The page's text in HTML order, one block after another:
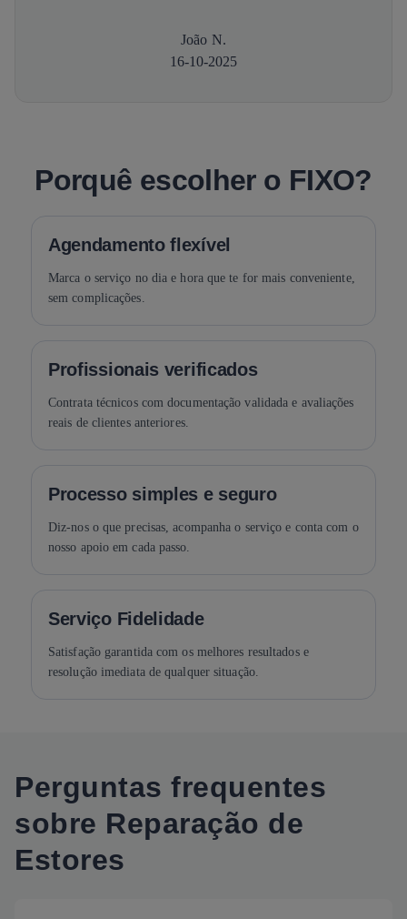
João N.
16-10-2025
Porquê escolher o FIXO?
Agendamento flexível
Marca o serviço no dia e hora que te for mais conveniente,
sem complicações.
Profissionais verificados
Contrata técnicos com documentação validada e avaliações
reais de clientes anteriores.
Processo simples e seguro
Diz-nos o que precisas, acompanha o serviço e conta com o
nosso apoio em cada passo.
Serviço Fidelidade
Satisfação garantida com os melhores resultados e
resolução imediata de qualquer situação.
Perguntas frequentes
sobre Reparação de
Estores